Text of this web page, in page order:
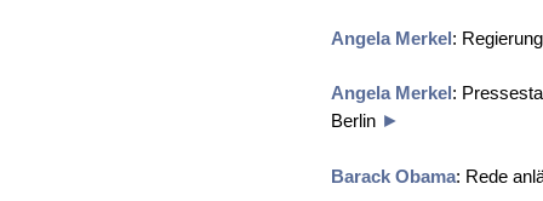
Angela Merkel:
Angela Merkel:
Berlin ►
Barack Obama: Rede